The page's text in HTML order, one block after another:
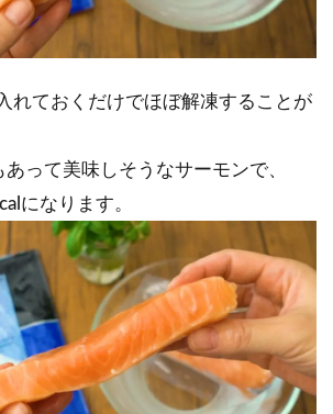
れておくだけでほぼ解凍することが
って美味しそうなサーモンで、
になります。